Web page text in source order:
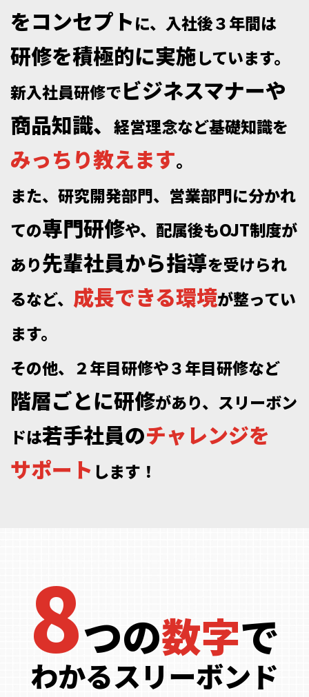
をコンセプ トに、 入社後３年間は
研修を積極的に実施しています。
新入社員研修でビジネスマナーや
商品知識、 経営理念など基礎知識を
みっちり教えます。
また、 研究開発部門、 営業部門に分かれ
ての専門研修や、 配属後もOJT制度が
あり先輩社員から指導を受けられ
るなど、 成長できる環境が整ってい
ます。
その他、 ２年目研修や３年目研修など
階層ごとに研修があり、 スリーボン
ドは若手社員のチャレンジを
サポー ト します ！
8つの数字で
わかるスリーボンド